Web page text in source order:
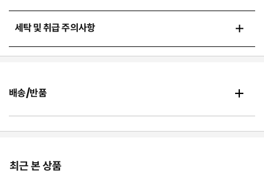
세탁 및 취급 주의사항
배송/반품
최근 본 상품